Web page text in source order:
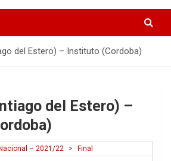
del Estero) – Instituto (Cordoba)
del Estero) –
– 2021/22 > Final